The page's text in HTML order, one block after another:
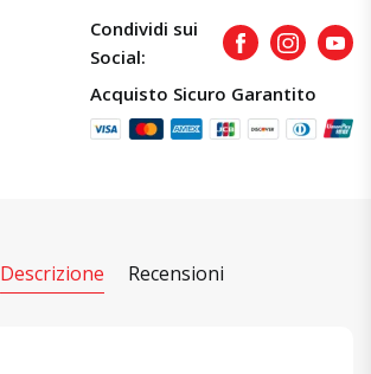
Condividi sui
Social:
FacebookInstagram
Acquisto Sicuro Garantito
Descrizione Recensioni